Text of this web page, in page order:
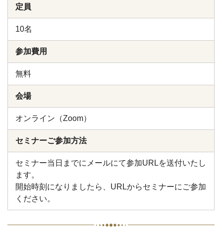
定員
10名
参加費用
無料
会場
オンライン（Zoom）
セミナーご参加方法
セミナー当日までにメールにて参加URLを送付いたし
ます。
開始時刻になりましたら、URLからセミナーにご参加
ください。